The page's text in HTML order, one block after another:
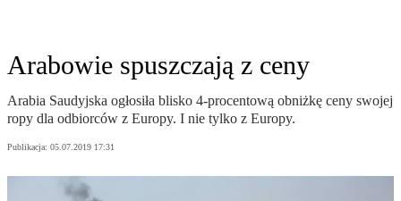
Arabowie spuszczają z ceny
Arabia Saudyjska ogłosiła blisko 4-procentową obniżkę ceny swojej
ropy dla odbiorców z Europy. I nie tylko z Europy.
Publikacja: 05.07.2019 17:31